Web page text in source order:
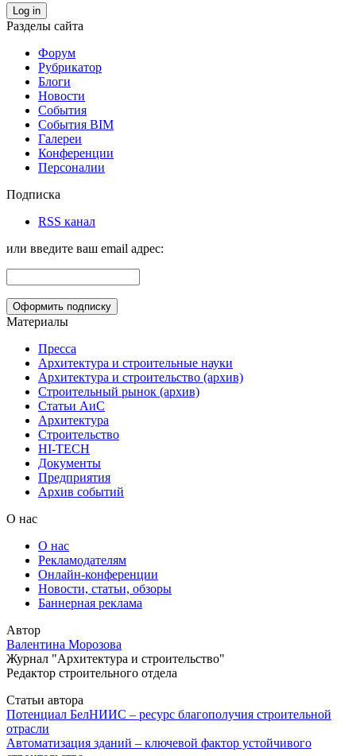
Log in
Разделы сайта
Форум
Рубрикатор
Блоги
Новости
События
События BIM
Галереи
Конференции
Персоналии
Подписка
RSS канал
или введите ваш email адрес:
Материалы
Пресса
Архитектура и строительные науки
Архитектура и строительство (архив)
Строительный рынок (архив)
Статьи АиС
Архитектура
Строительство
HI-TECH
Документы
Предприятия
Архив событий
О нас
О нас
Рекламодателям
Онлайн-конференции
Новости, статьи, обзоры
Баннерная реклама
Автор
Валентина Морозова
Журнал "Архитектура и строительство"
Редактор строительного отдела
Статьи автора
Потенциал БелНИИС – ресурс благополучия строительной
отрасли
Автоматизация зданий – ключевой фактор устойчивого